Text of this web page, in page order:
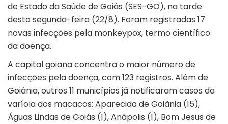
de Estado da Saúde de Goiás (SES-GO), na tarde
desta segunda-feira (22/8). Foram registradas 17
novas infecções pela monkeypox, termo científico
da doença.
A capital goiana concentra o maior número de
infecções pela doença, com 123 registros. Além de
Goiânia, outros 11 municípios já notificaram casos da
varíola dos macacos: Aparecida de Goiânia (15),
Águas Lindas de Goiás (1), Anápolis (1), Bom Jesus de